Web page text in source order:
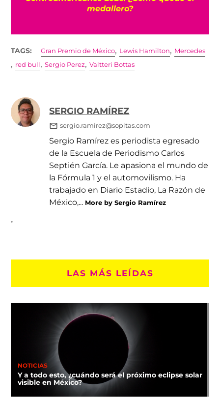
medallero?
TAGS: Gran Premio de México, Lewis Hamilton, Mercedes
, red bull,Sergio Perez,Valtteri Bottas
SERGIO RAMÍREZ
sergio.ramirez@sopitas.com
Sergio Ramírez es periodista egresado
de la Escuela de Periodismo Carlos
Septién García. Le apasiona el mundo de
la Fórmula 1 y el automovilismo. Ha
trabajado en Diario Estadio, La Razón de
México,... More by Sergio Ramírez
LAS MÁS LEÍDAS
NOTICIAS
Y a todo esto, ¿cuándo será el próximo eclipse solar
visible en México?